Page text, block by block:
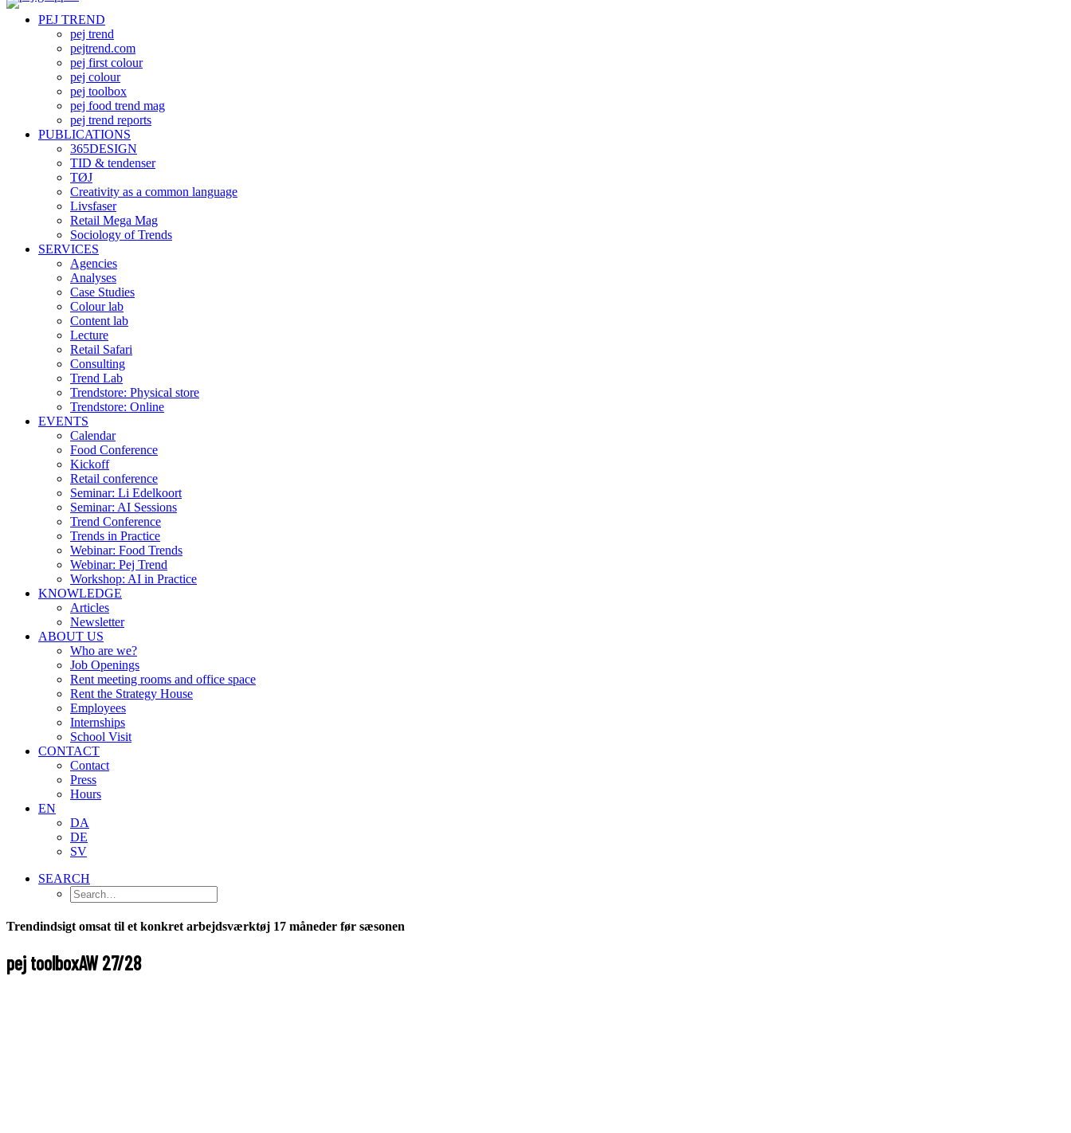
PEJ TREND
pej trend
pejtrend.com
pej first colour
pej colour
pej toolbox
pej food trend mag
pej trend reports
PUBLICATIONS
365DESIGN
TID & tendenser
TØJ
Creativity as a common language
Livsfaser
Retail Mega Mag
Sociology of Trends
SERVICES
Agencies
Analyses
Case Studies
Colour lab
Content lab
Lecture
Retail Safari
Consulting
Trend Lab
Trendstore: Physical store
Trendstore: Online
EVENTS
Calendar
Food Conference
Kickoff
Retail conference
Seminar: Li Edelkoort
Seminar: AI Sessions
Trend Conference
Trends in Practice
Webinar: Food Trends
Webinar: Pej Trend
Workshop: AI in Practice
KNOWLEDGE
Articles
Newsletter
ABOUT US
Who are we?
Job Openings
Rent meeting rooms and office space
Rent the Strategy House
Employees
Internships
School Visit
CONTACT
Contact
Press
Hours
EN
DA
DE
SV
SEARCH
Trendindsigt omsat til et konkret arbejdsværktøj 17 måneder før sæsonen
pej toolboxAW 27/28